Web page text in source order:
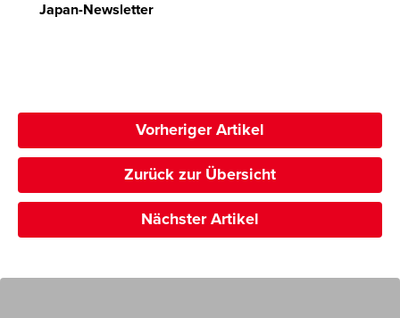
Japan-Newsletter
Vorheriger Artikel
Zurück zur Übersicht
Nächster Artikel